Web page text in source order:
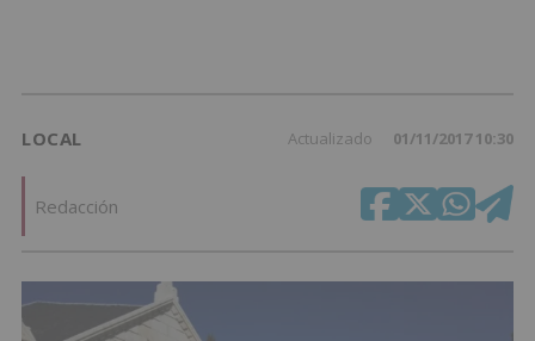
LOCAL Actualizado 01/11/2017 10:30
Redacción